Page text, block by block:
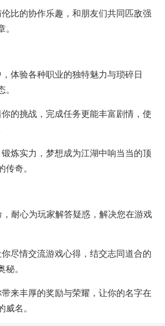
比的协作乐趣，和朋友们共同匹敌强
体验各种职业的独特魅力与琐碎日
的挑战，完成任务更能丰富剧情，使
炼实力，梦想成为江湖中响当当的顶
奇。
耐心为玩家解答疑惑，解决您在游戏
尽情交流游戏心得，结交志同道合的
秘。
来丰厚的奖励与荣耀，让你的名字在
名。